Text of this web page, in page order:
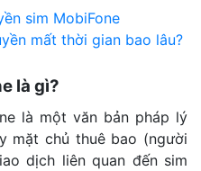
sim MobiFone
mất thời gian bao lâu?
là gì?
là một văn bản pháp lý
mặt chủ thuê bao (người
dịch liên quan đến sim